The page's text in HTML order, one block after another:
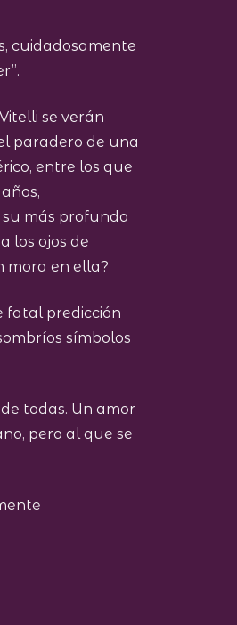
cuidadosamente
se verán
paradero de una
entre los que
más profunda
los ojos de
mora en ella?
fatal predicción
símbolos
todas. Un amor
pero al que se